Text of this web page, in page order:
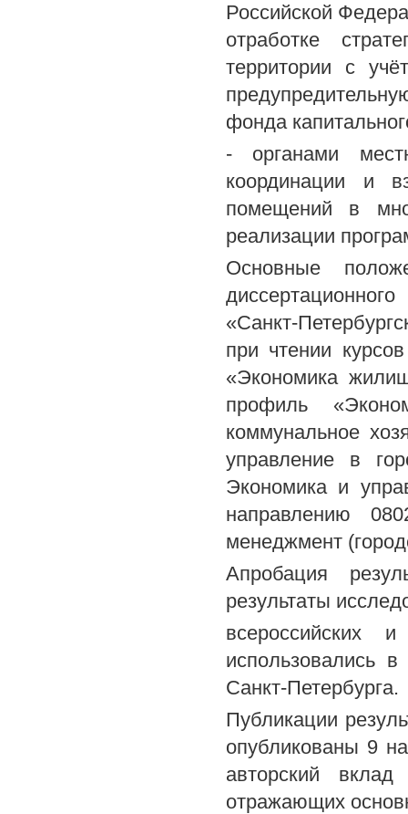
Российской
отработке
территории с
фонда
- органами
координации и
помещений в
реализации
Основные
«Санкт-
при чтении
«Экономика
профиль
коммунальное
управление в
Экономика и
направлению
менеджмент
Апробация
результаты
всероссийских и
использовались
Санкт-Петербурга.
Публикации
опубликованы 9
авторский
отражающих